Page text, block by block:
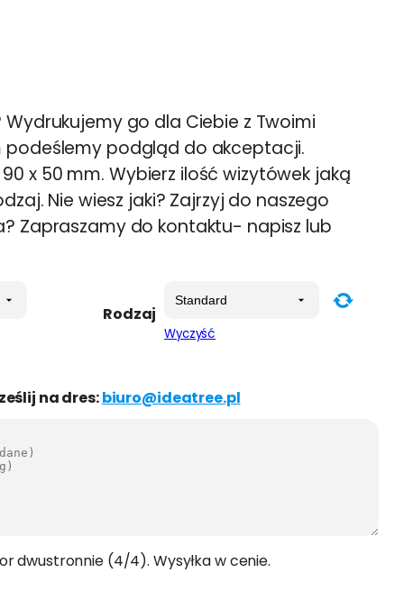
go dla Ciebie z Twoimi
podeślemy podgląd do akceptacji.
x 50 mm. Wybierz ilość wizytówek jaką
Nie wiesz jaki? Zajrzyj do naszego
Zapraszamy do kontaktu- napisz lub
Rodzaj
Wyczyść
na dres:biuro@ideatree.pl
dwustronnie (4/4). Wysyłka w cenie.